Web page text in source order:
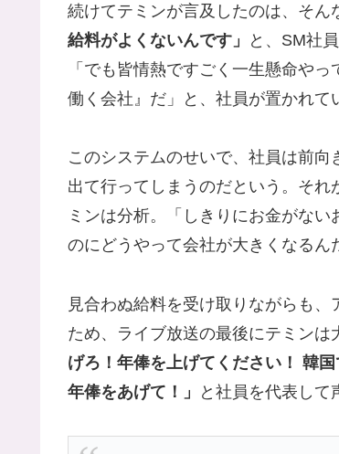
続けてテミンが言及したのは、そん
給料がよくないんです」
と、SM社
「でも皆情熱ですごく一生懸命やっ
働く会社』だ」と、社員が置かれて
このシステムのせいで、社員は前
出て行ってしまうのだという。そ
ミンは分析。「しきりにお金がな
のにどうやって会社が大きくなるん
見合わぬ給料を受け取りながらも
ため、ライブ放送の最後にテミンは
げろ！年俸を上げてください！ 韓
年俸をあげて！」
と社員を代表して